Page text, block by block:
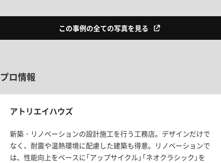
この事例の全ての写真を見る
プロ情報
アトリエイハウズ
新築・リノベーションの設計施工を行う工務店。デザインだけで
なく、耐震や温熱環境に配慮した建築も得意。リノベーションで
は、性能向上をベースに「アップサイクル」「ネオクラシック」を